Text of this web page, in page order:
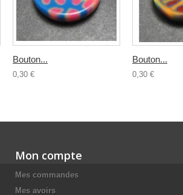
Bouton...
0,30 €
Bouton...
0,30 €
Mon compte
Mes commandes
Mes avoirs